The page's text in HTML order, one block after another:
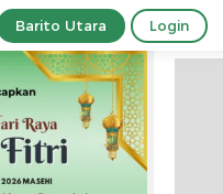
Barito Utara Login